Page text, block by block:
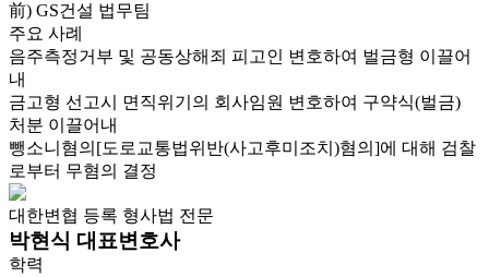
前) GS건설 법무팀
주요 사례
음주측정거부 및 공동상해죄 피고인 변호하여 벌금형 이끌어
내
금고형 선고시 면직위기의 회사임원 변호하여 구약식(벌금)
처분 이끌어내
뺑소니혐의[도로교통법위반(사고후미조치)혐의]에 대해 검찰
로부터 무혐의 결정
대한변협 등록 형사법 전문
박현식 대표변호사
학력